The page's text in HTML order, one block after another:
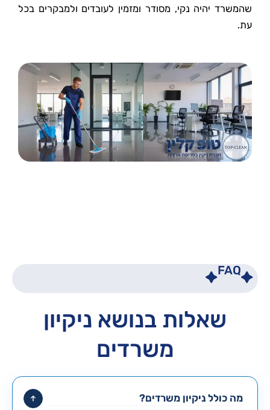
שהמשרד יהיה נקי, מסודר ומזמין לעובדים ולמבקרים בכל
עת.
FAQ
שאלות בנושא ניקיון
משרדים
מה כולל ניקיון משרדים?